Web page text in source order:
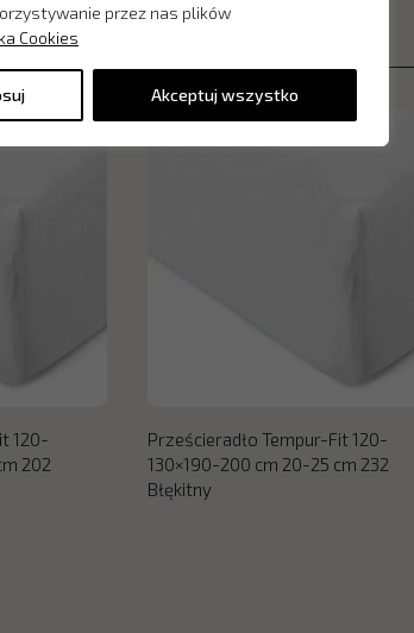
przez nas plików
Cookies
Akceptuj wszystko
120-
202
Prześcieradło Tempur-Fit 120-
130×190-200 cm 20-25 cm 232
Błękitny